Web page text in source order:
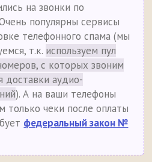
на звонки по
популярны сервисы
телефонного спама (мы
т.к. используем пул
с которых звоним
доставки аудио-
). А на ваши телефоны
только чеки после оплаты
федеральный закон №